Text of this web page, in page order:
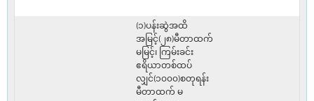
(၁)ပန်းဆွဲအထိ
အမြင့်(၂၈)မီတာထက်
မမြင့်၊ ကြမ်းခင်း
ဧရိယာတစ်ထပ်
လျှင်(၁၀၀၀)စတုရန်း
မီတာထက် မ